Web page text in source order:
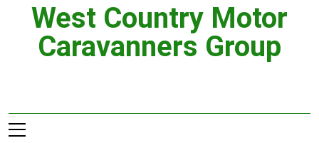
West Country Motor
Caravanners Group